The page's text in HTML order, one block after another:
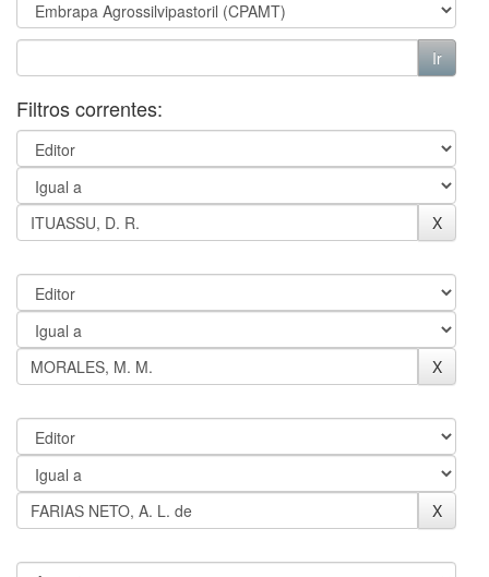
Filtros correntes: